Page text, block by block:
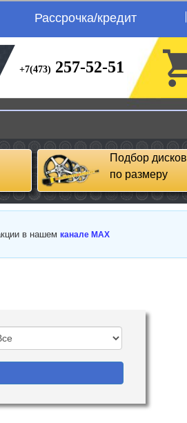
Рассрочка/кредит
+7(473) 257-52-51
Подбор дисков
по размеру
в нашем канале MAX